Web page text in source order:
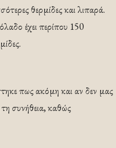
θερμίδες και λιπαρά.
έχει περίπου 150
πως ακόμη και αν δεν μας
τη συνήθεια, καθώς